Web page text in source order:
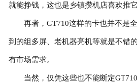
就能挣钱，这也是乡镇攒机店喜欢推它
再者，GT710这样的卡也并不是全
到的组多屏、老机器亮机等就是不错
有市场需求。
当然，仅凭这些也不能断定GT710